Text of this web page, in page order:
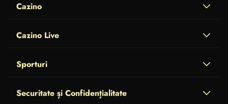
Cazino
Cazino Live
Sporturi
Securitate și Confidențialitate